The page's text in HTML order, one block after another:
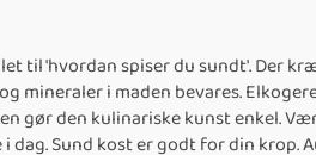
til 'hvordan spiser du sundt'. Der
i maden bevares.
gør den kulinariske kunst enkel.
dag. Sund kost er godt for din krop.